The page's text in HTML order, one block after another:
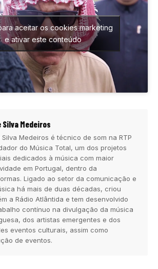
aceitar os cookies marketing
e ativar este conteúdo
Silva Medeiros
Silva Medeiros é técnico de som na RTP
do Música Total, um dos projetos
dedicados à música com maior
em Portugal, dentro da
Ligado ao setor da comunicação e
há mais de duas décadas, criou
a Rádio Atlântida e tem desenvolvido
contínuo na divulgação da música
dos artistas emergentes e dos
eventos culturais, assim como
de eventos.